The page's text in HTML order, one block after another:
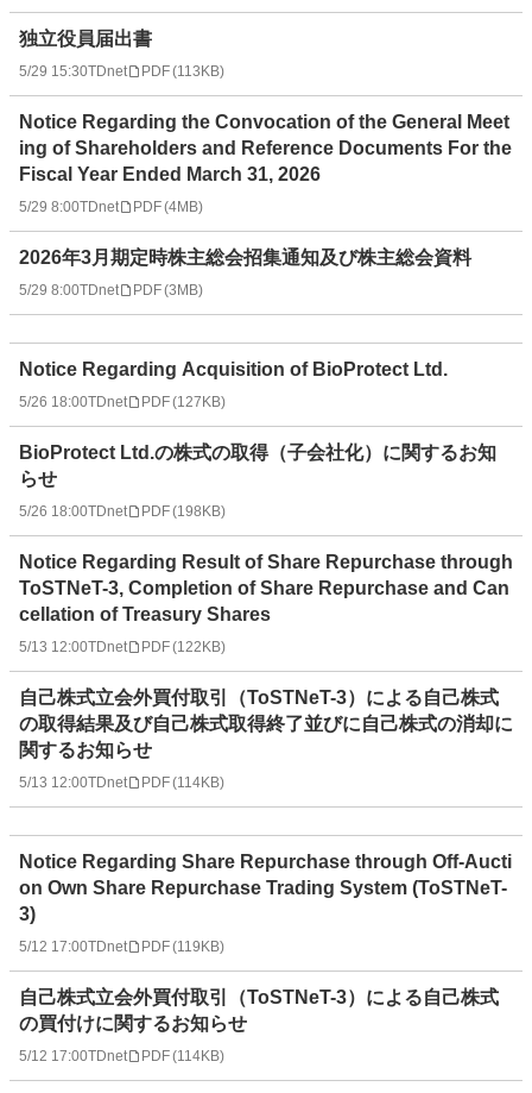
独立役員届出書
5/29 15:30TDnet PDF(113KB)
Notice Regarding the Convocation of the General Meet
ing of Shareholders and Reference Documents For the
Fiscal Year Ended March 31, 2026
5/29 8:00TDnet PDF(4MB)
2026年3月期定時株主総会招集通知及び株主総会資料
5/29 8:00TDnet PDF(3MB)
Notice Regarding Acquisition of BioProtect Ltd.
5/26 18:00TDnet PDF(127KB)
BioProtect Ltd.の株式の取得（子会社化）に関するお知
らせ
5/26 18:00TDnet PDF(198KB)
Notice Regarding Result of Share Repurchase through
ToSTNeT-3, Completion of Share Repurchase and Can
cellation of Treasury Shares
5/13 12:00TDnet PDF(122KB)
自己株式立会外買付取引（ToSTNeT-3）による自己株式
の取得結果及び自己株式取得終了並びに自己株式の消却に
関するお知らせ
5/13 12:00TDnet PDF(114KB)
Notice Regarding Share Repurchase through Off-Aucti
on Own Share Repurchase Trading System (ToSTNeT-
3)
5/12 17:00TDnet PDF(119KB)
自己株式立会外買付取引（ToSTNeT-3）による自己株式
の買付けに関するお知らせ
5/12 17:00TDnet PDF(114KB)